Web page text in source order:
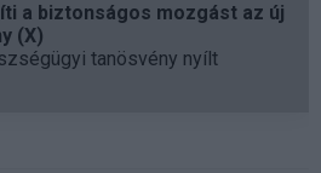
a biztonságos mozgást az új
(X)
tanösvény nyílt